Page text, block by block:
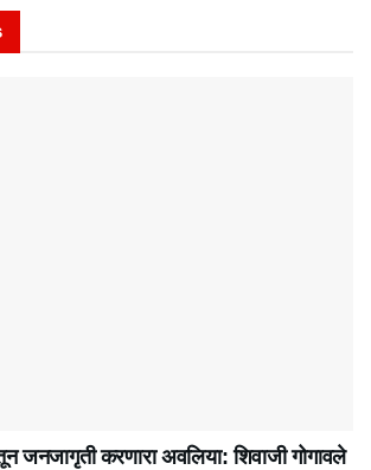
जनजागृती करणारा अवलिया: शिवाजी गोगावले